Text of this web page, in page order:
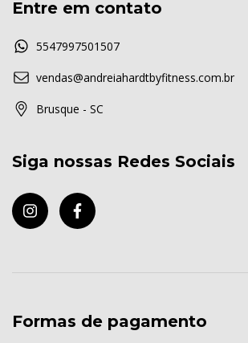
Entre em contato
5547997501507
vendas@andreiahardtbyfitness.com.br
Brusque - SC
Siga nossas Redes Sociais
Formas de pagamento